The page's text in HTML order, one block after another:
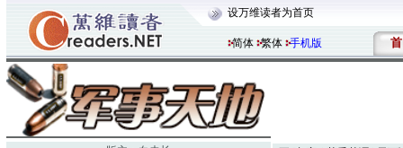
设万维读者为首页
简体 繁体 手机版 首